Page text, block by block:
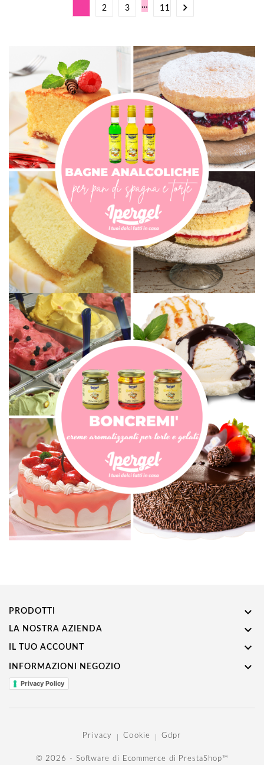
2 3 … 11 
PRODOTTI 
LA NOSTRA AZIENDA 
IL TUO ACCOUNT 
INFORMAZIONI NEGOZIO 
Privacy Policy
Privacy Cookie Gdpr
© 2026 - Software di Ecommerce di PrestaShop™